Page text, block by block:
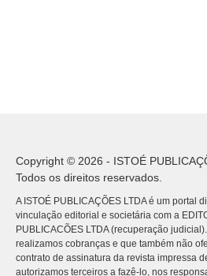
Copyright © 2026 - ISTOÉ
Todos os direitos reservados.
A ISTOÉ PUBLICAÇÕES LTDA é um portal
vinculação editorial e societária com a
PUBLICACÕES LTDA (recuperação
realizamos cobranças e que também não
contrato de assinatura da revista impressa
autorizamos terceiros a fazê-lo, nos